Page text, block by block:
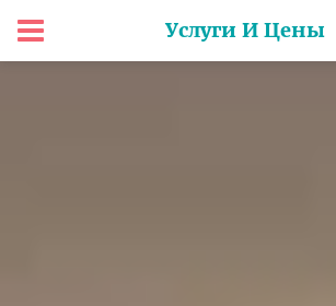
Услуги И Цены